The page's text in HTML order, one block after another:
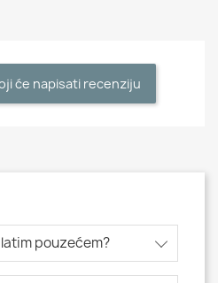
će napisati recenziju
pouzećem?